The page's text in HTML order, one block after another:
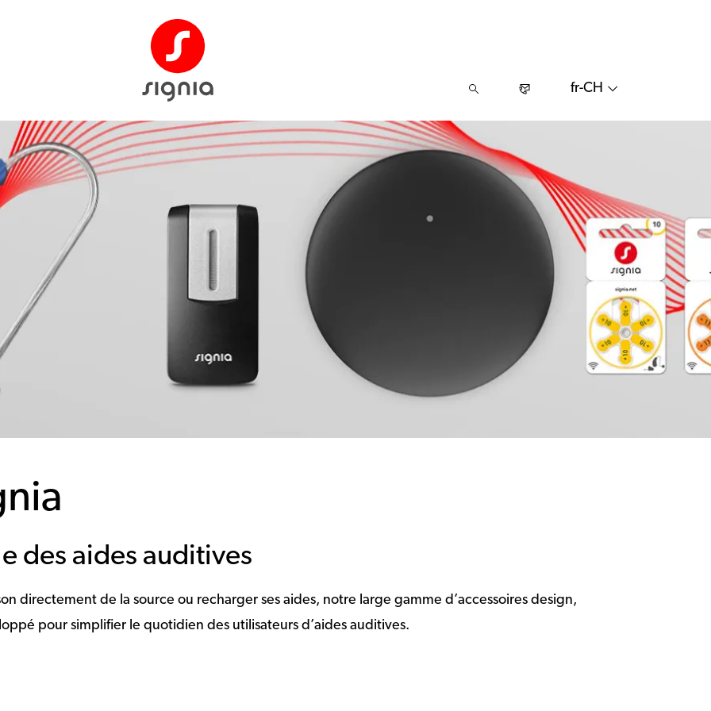
fr-CH
des aides auditives
directement de la source ou recharger ses aides, notre large gamme d’accessoires design,
pour simplifier le quotidien des utilisateurs d’aides auditives.